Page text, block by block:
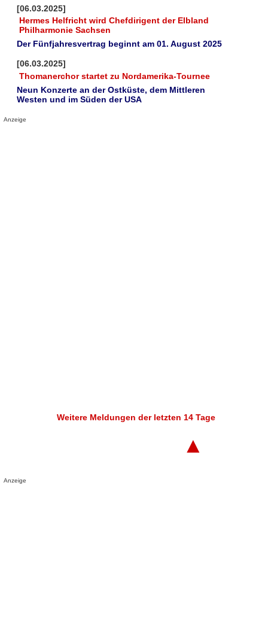
[06.03.2025]
Hermes Helfricht wird Chefdirigent der Elbland
Philharmonie Sachsen
Der Fünfjahresvertrag beginnt am 01. August 2025
[06.03.2025]
Thomanerchor startet zu Nordamerika-Tournee
Neun Konzerte an der Ostküste, dem Mittleren
Westen und im Süden der USA
Anzeige
Weitere Meldungen der letzten 14 Tage
▲
Anzeige